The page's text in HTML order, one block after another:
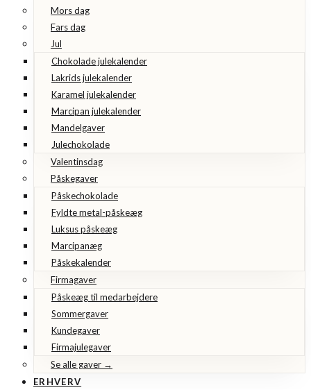
Mors dag
Fars dag
Jul
Chokolade julekalender
Lakrids julekalender
Karamel julekalender
Marcipan julekalender
Mandelgaver
Julechokolade
Valentinsdag
Påskegaver
Påskechokolade
Fyldte metal-påskeæg
Luksus påskeæg
Marcipanæg
Påskekalender
Firmagaver
Påskeæg til medarbejdere
Sommergaver
Kundegaver
Firmajulegaver
Se alle gaver →
ERHVERV